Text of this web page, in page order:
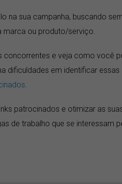
na sua campanha, buscando
marca ou produto/serviço.
concorrentes e veja como você
dificuldades em identificar essas
.
patrocinados e otimizar as
de trabalho que se interessam